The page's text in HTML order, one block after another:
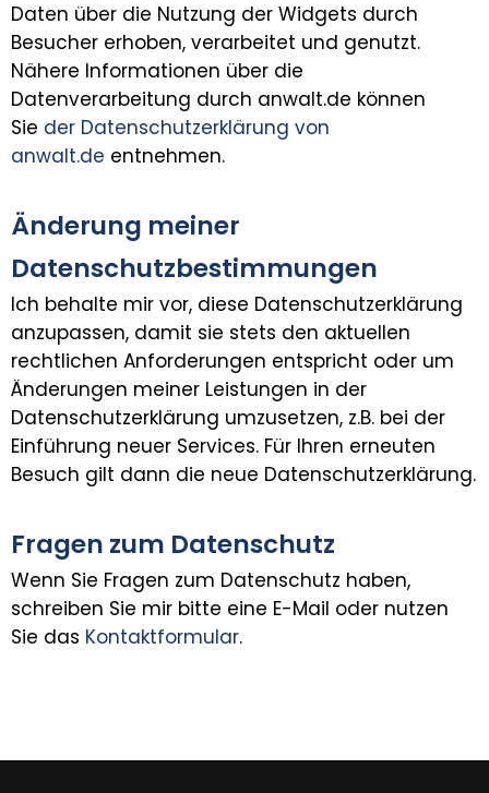
Daten über die Nutzung der Widgets durch
Besucher erhoben, verarbeitet und genutzt.
Nähere Informationen über die
Datenverarbeitung durch anwalt.de können
Sie der Datenschutzerklärung von
anwalt.de entnehmen.
Änderung meiner
Datenschutzbestimmungen
Ich behalte mir vor, diese Datenschutzerklärung
anzupassen, damit sie stets den aktuellen
rechtlichen Anforderungen entspricht oder um
Änderungen meiner Leistungen in der
Datenschutzerklärung umzusetzen, z.B. bei der
Einführung neuer Services. Für Ihren erneuten
Besuch gilt dann die neue Datenschutzerklärung.
Fragen zum Datenschutz
Wenn Sie Fragen zum Datenschutz haben,
schreiben Sie mir bitte eine E-Mail oder nutzen
Sie das Kontaktformular.